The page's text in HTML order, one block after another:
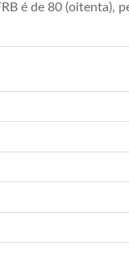
é de 80 (oitenta),